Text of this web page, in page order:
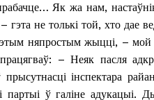
Як жа нам,
гэта не толькі той, хто дае
няпростым жыцці, –
– Неяк пасля
інспектара
партыі ў галіне адукацыі.